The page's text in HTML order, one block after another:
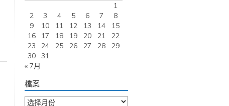
1
2
3 4 5 6 7
8
9
10 11 12 13 14
15
16
17 18 19 20 21
22
23
24 25 26 27 28
29
30
31
« 7月
檔案
檔